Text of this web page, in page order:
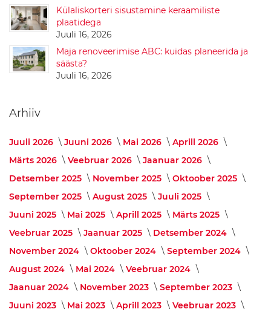
t
u
p
a
V
n
i
o
v
i
b
d
V
a
n
i
s
e
Külaliskorteri sisustamine keraamiliste
plaatidega
Juuli 16, 2026
Maja renoveerimise ABC: kuidas planeerida ja
säästa?
Juuli 16, 2026
Arhiiv
Juuli 2026 Juuni 2026 Mai 2026
Aprill 2026
Märts 2026
Veebruar 2026
Jaanuar 2026
Detsember 2025
November 2025
Oktoober 2025
September 2025
August 2025
Juuli 2025
Juuni 2025
Mai 2025 Aprill 2025
Märts 2025
Veebruar 2025
Jaanuar 2025
Detsember 2024
November 2024
Oktoober 2024
September 2024
August 2024
Mai 2024
Veebruar 2024
Jaanuar 2024
November 2023
September 2023
Juuni 2023
Mai 2023 Aprill 2023
Veebruar 2023